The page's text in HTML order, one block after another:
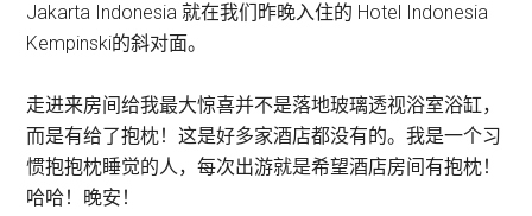
Jakarta Indonesia 就在我们昨晚入住的 Hotel Indonesia
Kempinski的斜对面。
走进来房间给我最大惊喜并不是落地玻璃透视浴室浴缸，
而是有给了抱枕！这是好多家酒店都没有的。我是一个习
惯抱抱枕睡觉的人，每次出游就是希望酒店房间有抱枕！
哈哈！晚安！